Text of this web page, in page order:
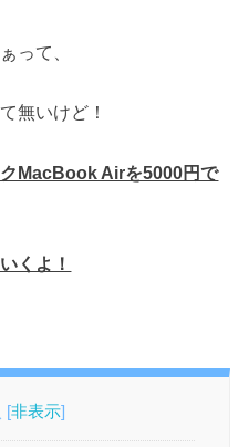
って、
無いけど！
MacBook Airを5000円で
くよ！
[非表示]